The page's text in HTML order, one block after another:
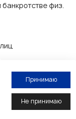
физ.
ИП
Принимаю
Не принимаю
нам